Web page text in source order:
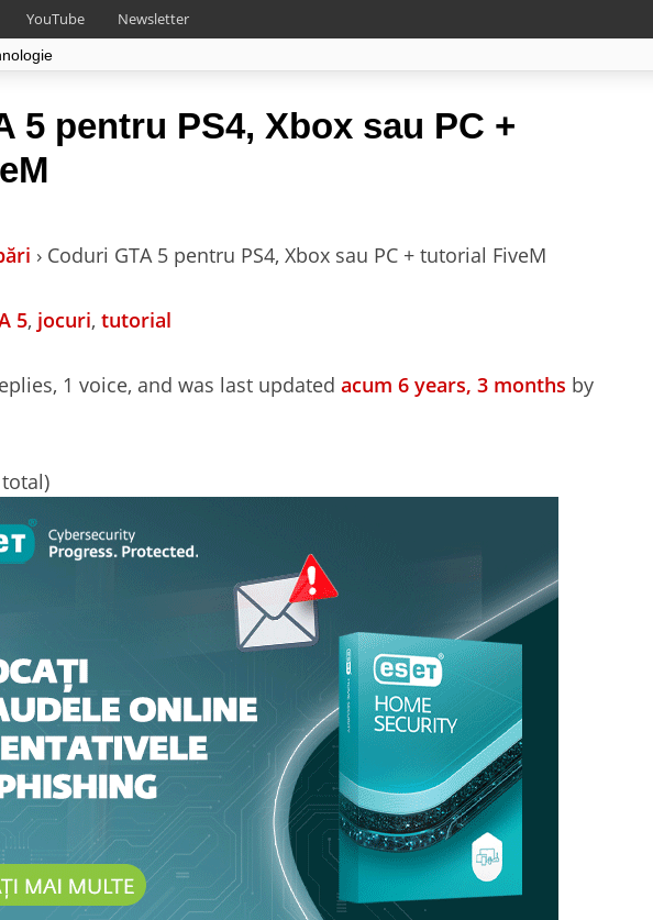
YouTube Newsletter
5 pentru PS4, Xbox sau PC +
› Coduri GTA 5 pentru PS4, Xbox sau PC + tutorial FiveM
5, jocuri, tutorial
1 voice, and was last updated acum 6 years, 3 months by